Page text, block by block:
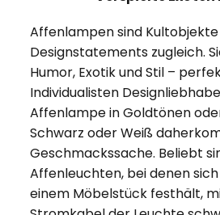
Affenlampen sind
Designstatements zugleich.
Humor, Exotik und Stil –
Individualisten
Affenlampe in Goldtönen
Schwarz oder Weiß
Geschmackssache. Beliebt
Affenleuchten, bei denen
einem Möbelstück festhält,